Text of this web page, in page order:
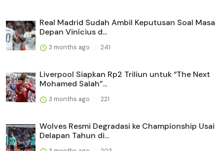
Real Madrid Sudah Ambil Keputusan Soal Masa
Depan Vinícius d...
3 months ago 241
Liverpool Siapkan Rp2 Triliun untuk “The Next
Mohamed Salah”...
3 months ago 221
Wolves Resmi Degradasi ke Championship Usai
Delapan Tahun di...